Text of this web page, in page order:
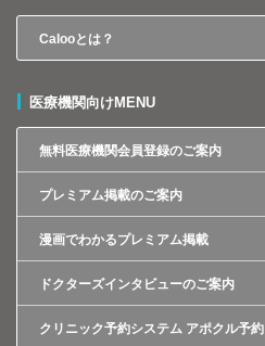
Calooとは？
医療機関向けMENU
無料医療機関会員登録のご案内
プレミアム掲載のご案内
漫画でわかるプレミアム掲載
ドクターズインタビューのご案内
クリニック予約システム アポクル予約